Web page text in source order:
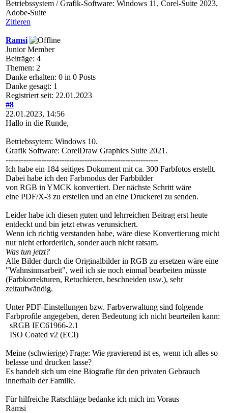
Betriebssystem / Grafik-Software: Windows 11, Corel-Suite 2023,
Adobe-Suite
Zitieren
Ramsi
Junior Member
Beiträge: 4
Themen: 2
Danke erhalten: 0 in 0 Posts
Danke gesagt: 1
Registriert seit: 22.01.2023
#8
22.01.2023, 14:56
Hallo in die Runde,
Betriebssytem: Windows 10.
Grafik Software: CorelDraw Graphics Suite 2021.
------------------------------------------------------------
Ich habe ein 184 seitiges Dokument mit ca. 300 Farbfotos erstellt.
Dabei habe ich den Farbmodus der Farbbilder
von RGB in YMCK konvertiert. Der nächste Schritt wäre
eine PDF/X-3 zu erstellen und an eine Druckerei zu senden.
Leider habe ich diesen guten und lehrreichen Beitrag erst heute
entdeckt und bin jetzt etwas verunsichert.
Wenn ich richtig verstanden habe, wäre diese Konvertierung micht
nur nicht erforderlich, sonder auch nicht ratsam.
Was tun jetzt?
Alle Bilder durch die Originalbilder in RGB zu ersetzen wäre eine
"Wahnsinnsarbeit", weil ich sie noch einmal bearbeiten müsste
(Farbkorrekturen, Retuchieren, beschneiden usw.), sehr
zeitaufwändig.
Unter PDF-Einstellungen bzw. Farbverwaltung sind folgende
Farbprofile angegeben, deren Bedeutung ich nicht beurteilen kann:
sRGB IEC61966-2.1
ISO Coated v2 (ECI)
Meine (schwierige) Frage: Wie gravierend ist es, wenn ich alles so
belasse und drucken lasse?
Es handelt sich um eine Biografie für den privaten Gebrauch
innerhalb der Familie.
Für hilfreiche Ratschläge bedanke ich mich im Voraus
Ramsi